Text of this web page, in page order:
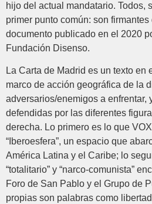
hijo del actual mandatario. Todos,
primer punto común: son firmantes
documento publicado en el 2020
Fundación Disenso.
La Carta de Madrid es un texto en
marco de acción geográfica de la
adversarios/enemigos a enfrentar,
defendidas por las diferentes
derecha. Lo primero es lo que
“Iberoesfera”, un espacio que
América Latina y el Caribe; lo
“totalitario” y “narco-comunista”
Foro de San Pablo y el Grupo de
propias son palabras como